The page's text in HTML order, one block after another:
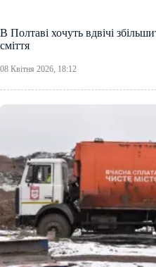
В Полтаві хочуть вдвічі
сміття
08 Квітня 2026, 18:12